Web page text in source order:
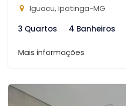
Iguacu, Ipatinga-MG
3 Quartos
4 Banheiros
Mais informações